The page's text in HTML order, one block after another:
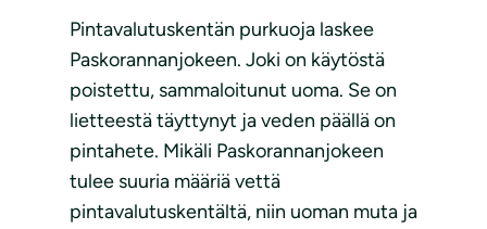
Pintavalutuskentän purkuoja laskee
Paskorannanjokeen. Joki on käytöstä
poistettu, sammaloitunut uoma. Se on
lietteestä täyttynyt ja veden päällä on
pintahete. Mikäli Paskorannanjokeen
tulee suuria määriä vettä
pintavalutuskentältä, niin uoman muta ja